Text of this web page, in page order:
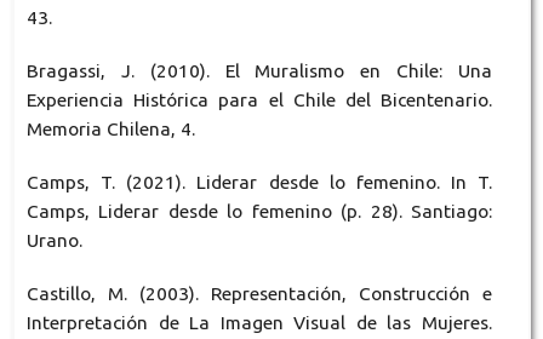
43.
Bragassi, J. (2010). El Muralismo en Chile: Una
Experiencia Histórica para el Chile del Bicentenario.
Memoria Chilena, 4.
Camps, T. (2021). Liderar desde lo femenino. In T.
Camps, Liderar desde lo femenino (p. 28). Santiago:
Urano.
Castillo, M. (2003). Representación, Construcción e
Interpretación de La Imagen Visual de las Mujeres.